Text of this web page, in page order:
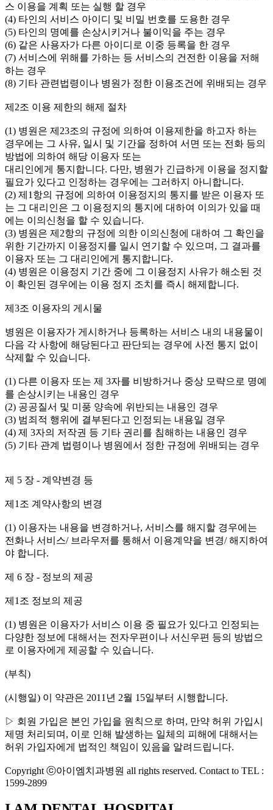
스 이용을 계획 또는 실행 할 경우
(4) 타인의 서비스 아이디 및 비밀 번호를 도용한 경우
(5) 타인의 명예를 손상시키거나 불이익을 주는 경우
(6) 같은 사용자가 다른 아이디로 이중 등록을 한 경우
(7) 서비스에 위해를 가하는 등 서비스의 건전한 이용을 저해
하는 경우
(8) 기타 관련법령이나 병원가 정한 이용조건에 위배되는 경우
제2조 이용 제한의 해제 절차
(1) 병원은 제23조의 규정에 의하여 이용제한을 하고자 하는
경우에는 그 사유, 일시 및 기간을 정하여 서면 또는 전화 등의
방법에 의하여 해당 이용자 또는
대리인에게 통지합니다. 다만, 병원가 긴급하게 이용을 정지할
필요가 있다고 인정하는 경우에는 그러하지 아니합니다.
(2) 제1항의 규정에 의하여 이용정지의 통지를 받은 이용자 또
는 그 대리인은 그 이용정지의 통지에 대하여 이의가 있을 때
에는 이의신청을 할 수 있습니다.
(3) 병원은 제2항의 규정에 의한 이의신청에 대하여 그 확인을
위한 기간까지 이용정지를 일시 연기할 수 있으며, 그 결과를
이용자 또는 그 대리인에게 통지합니다.
(4) 병원은 이용정지 기간 중에 그 이용정지 사유가 해소된 것
이 확인된 경우에는 이용 정지 조치를 즉시 해제합니다.
제3조 이용자의 게시물
병원은 이용자가 게시하거나 등록하는 서비스 내의 내용물이
다음 각 사항에 해당된다고 판단되는 경우에 사전 통지 없이
삭제할 수 있습니다.
(1) 다른 이용자 또는 제 3자를 비방하거나 중상 모략으로 명예
를 손상시키는 내용인 경우
(2) 공공질서 및 미풍 양속에 위반되는 내용인 경우
(3) 범죄적 행위에 결부된다고 인정되는 내용일 경우
(4) 제 3자의 저작권 등 기타 권리를 침해하는 내용인 경우
(5) 기타 관계 법령이나 병원에서 정한 규정에 위배되는 경우
제 5 장 - 계약변경 등
제1조 계약사항의 변경
(1) 이용자는 내용을 변경하거나, 서비스를 해지할 경우에는
전화나 서비스/ 브라우저를 통해서 이용계약을 변경/ 해지하여
야 합니다.
제 6 장 - 정보의 제공
제1조 정보의 제공
(1) 병원은 이용자가 서비스 이용 중 필요가 있다고 인정되는
다양한 정보에 대해서는 전자우편이나 서신우편 등의 방법으
로 이용자에게 제공할 수 있습니다.
(부칙)
(시행일) 이 약관은 2011년 2월 15일부터 시행합니다.
▷ 회원 가입은 본인 가입을 원칙으로 하며, 만약 허위 가입시
제명 처리되며, 이로 인해 발생하는 일체의 피해에 대해서는
허위 가입자에게 법적인 책임이 있음을 알려드립니다.
Copyright ⓒ아이엠치과병원 all rights reserved. Contact to TEL :
1599-2899